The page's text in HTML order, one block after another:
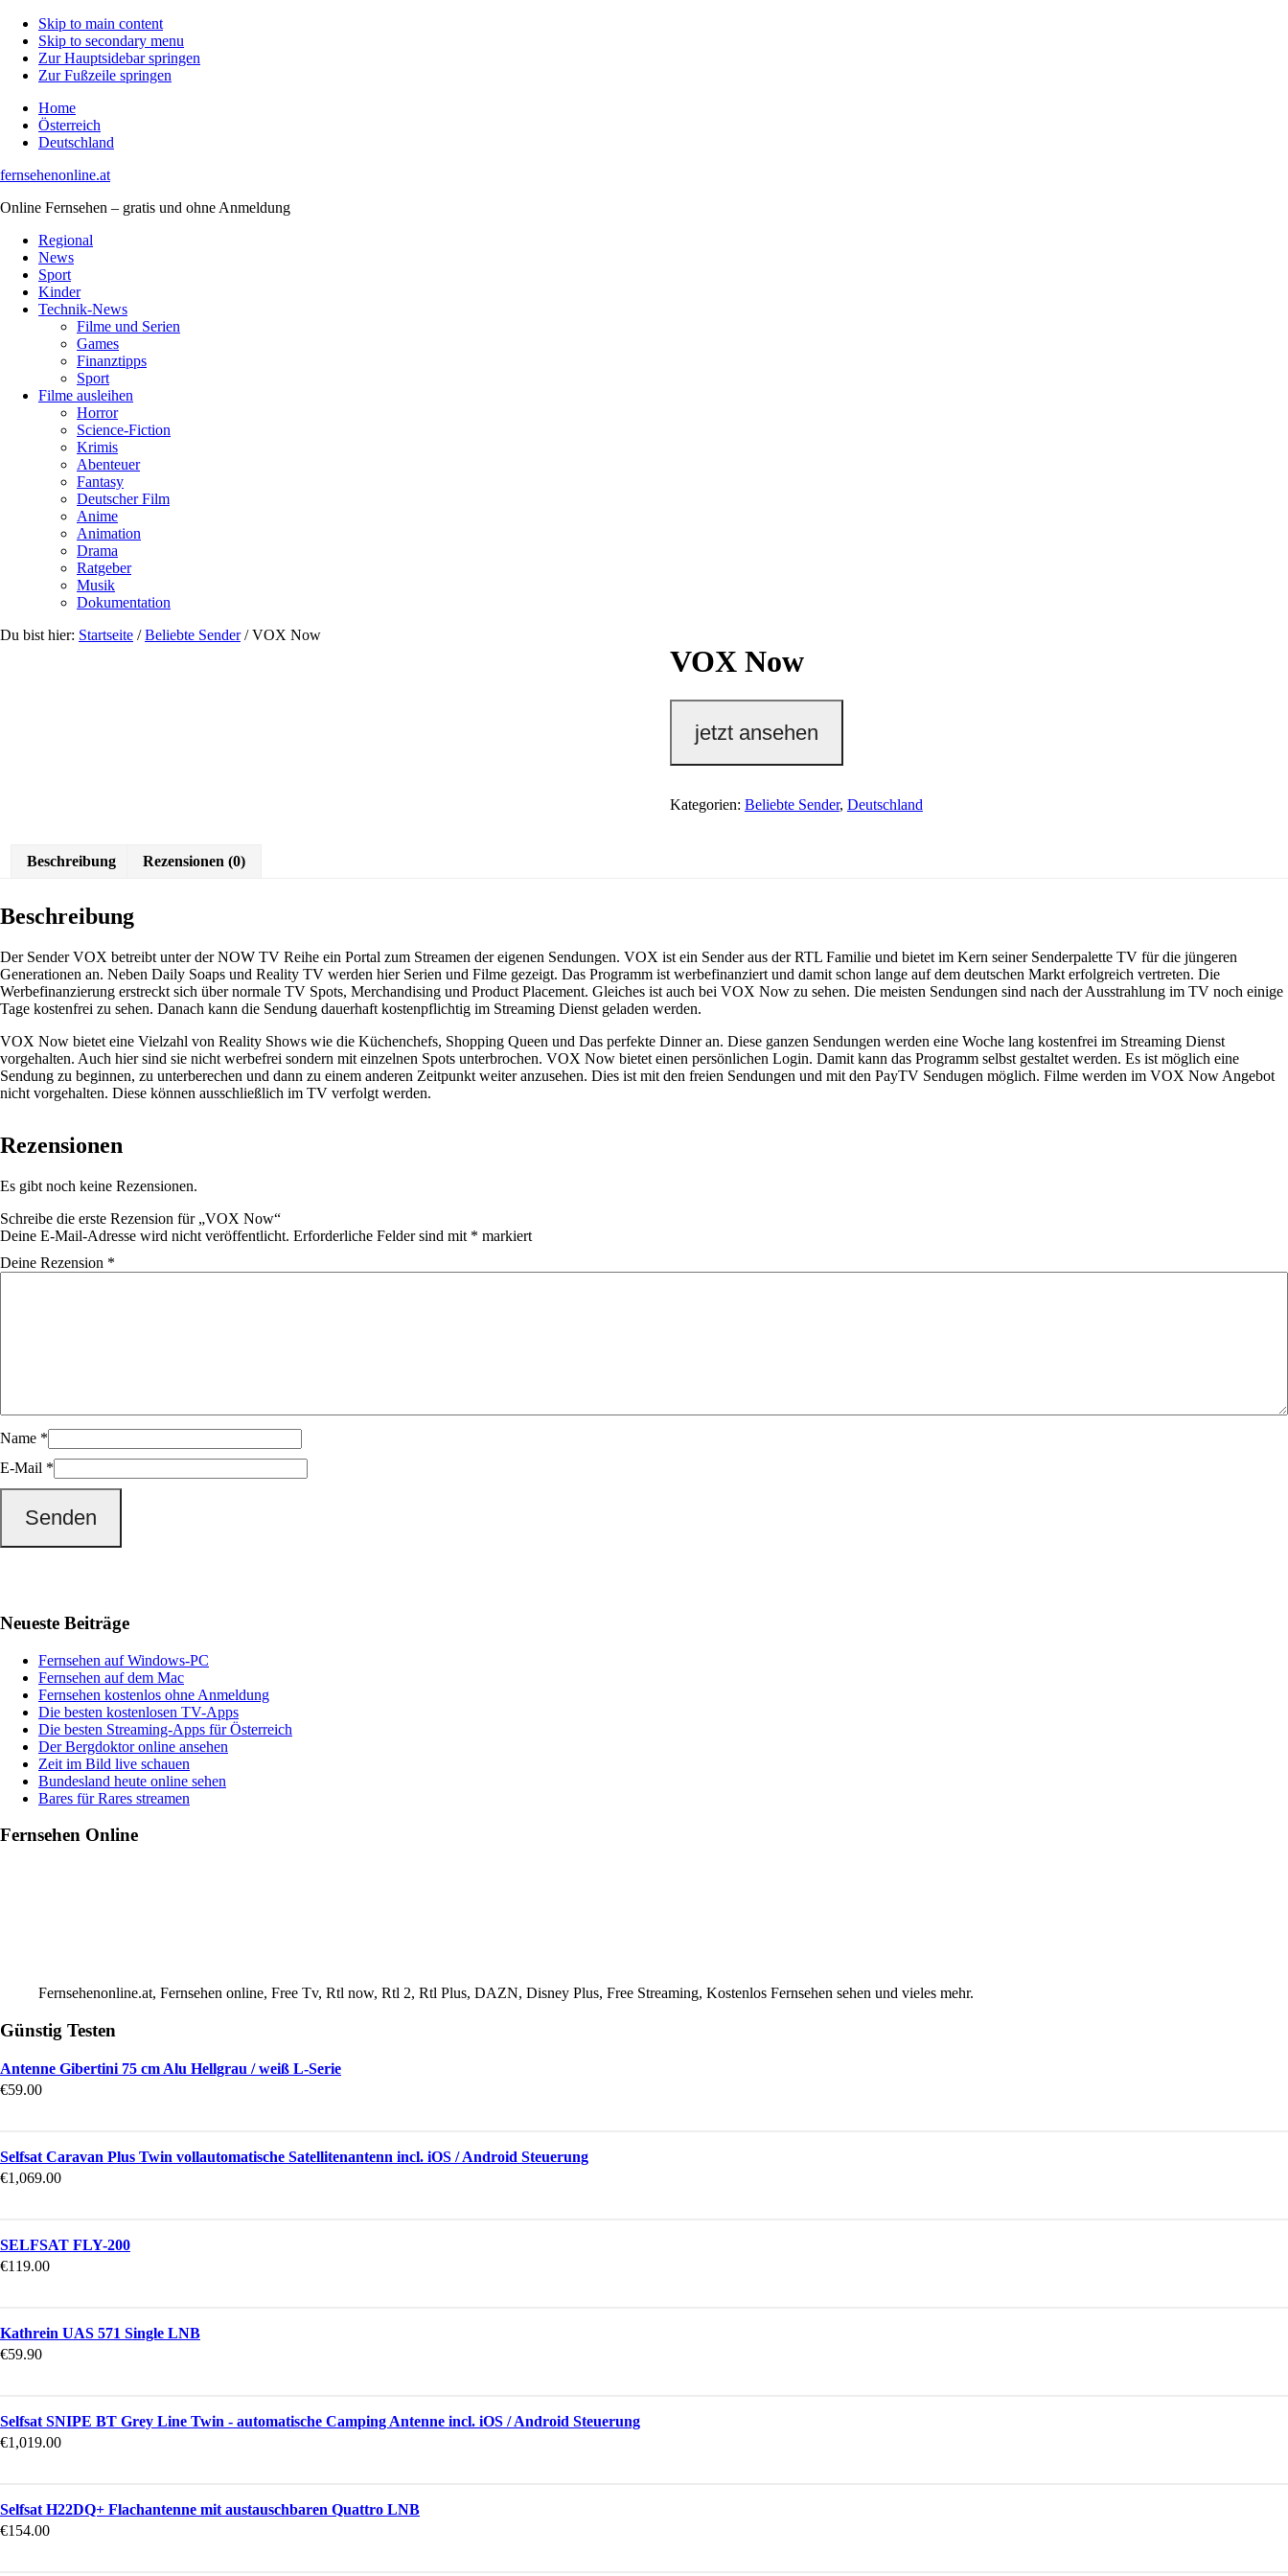
Skip to main content
Skip to secondary menu
Zur Hauptsidebar springen
Zur Fußzeile springen
Home
Österreich
Deutschland
fernsehenonline.at
Online Fernsehen – gratis und ohne Anmeldung
Regional
News
Sport
Kinder
Technik-News
Filme und Serien
Games
Finanztipps
Sport
Filme ausleihen
Horror
Science-Fiction
Krimis
Abenteuer
Fantasy
Deutscher Film
Anime
Animation
Drama
Ratgeber
Musik
Dokumentation
Du bist hier: Startseite / Beliebte Sender /VOX Now
VOX Now
jetzt ansehen
Kategorien: Beliebte Sender, Deutschland
Beschreibung Rezensionen (0)
Beschreibung
Der Sender VOX betreibt unter der NOW TV Reihe ein Portal zum Streamen der eigenen Sendungen. VOX ist ein Sender aus der RTL Familie und bietet im Kern seiner Senderpalette TV für die jüngeren
Generationen an. Neben Daily Soaps und Reality TV werden hier Serien und Filme gezeigt. Das Programm ist werbefinanziert und damit schon lange auf dem deutschen Markt erfolgreich vertreten. Die
Werbefinanzierung erstreckt sich über normale TV Spots, Merchandising und Product Placement. Gleiches ist auch bei VOX Now zu sehen. Die meisten Sendungen sind nach der Ausstrahlung im TV noch einige
Tage kostenfrei zu sehen. Danach kann die Sendung dauerhaft kostenpflichtig im Streaming Dienst geladen werden.
VOX Now bietet eine Vielzahl von Reality Shows wie die Küchenchefs, Shopping Queen und Das perfekte Dinner an. Diese ganzen Sendungen werden eine Woche lang kostenfrei im Streaming Dienst
vorgehalten. Auch hier sind sie nicht werbefrei sondern mit einzelnen Spots unterbrochen. VOX Now bietet einen persönlichen Login. Damit kann das Programm selbst gestaltet werden. Es ist möglich eine
Sendung zu beginnen, zu unterberechen und dann zu einem anderen Zeitpunkt weiter anzusehen. Dies ist mit den freien Sendungen und mit den PayTV Sendugen möglich. Filme werden im VOX Now Angebot
nicht vorgehalten. Diese können ausschließlich im TV verfolgt werden.
Rezensionen
Es gibt noch keine Rezensionen.
Schreibe die erste Rezension für „VOX Now“
Deine E-Mail-Adresse wird nicht veröffentlicht. Erforderliche Felder sind mit * markiert
Deine Rezension *
Name *
E-Mail *
Sidebar
Neueste Beiträge
Fernsehen auf Windows-PC
Fernsehen auf dem Mac
Fernsehen kostenlos ohne Anmeldung
Die besten kostenlosen TV-Apps
Die besten Streaming-Apps für Österreich
Der Bergdoktor online ansehen
Zeit im Bild live schauen
Bundesland heute online sehen
Bares für Rares streamen
Fernsehen Online
Fernsehenonline.at, Fernsehen online, Free Tv, Rtl now, Rtl 2, Rtl Plus, DAZN, Disney Plus, Free Streaming, Kostenlos Fernsehen sehen und vieles mehr.
Günstig Testen
Antenne Gibertini 75 cm Alu Hellgrau / weiß L-Serie
€59.00
Selfsat Caravan Plus Twin vollautomatische Satellitenantenn incl. iOS / Android Steuerung
€1,069.00
SELFSAT FLY-200
€119.00
Kathrein UAS 571 Single LNB
€59.90
Selfsat SNIPE BT Grey Line Twin - automatische Camping Antenne incl. iOS / Android Steuerung
€1,019.00
Selfsat H22DQ+ Flachantenne mit austauschbaren Quattro LNB
€154.00